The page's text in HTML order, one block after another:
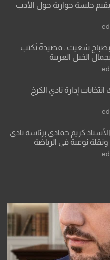
يقيم جلسة حوارية حول الأدب
بصباح شغيت.. قصيدةٌ تُكتب
الخيل العربية
إدارة نادي الكرخ
كريم حمادي برئاسة نادي
ونقلة نوعية في الرياضة